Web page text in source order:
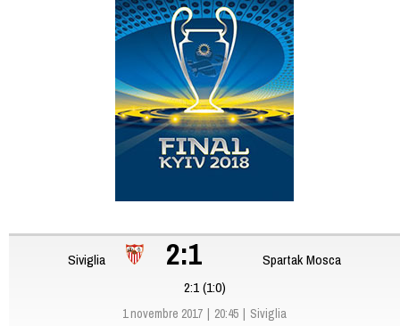
Siviglia 2:1
Spartak Mosca
2:1 (1:0)
1 novembre 2017 20:45 Siviglia